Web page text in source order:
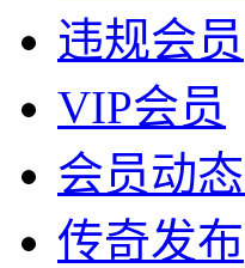
违规会员
VIP会员
会员动态
传奇发布